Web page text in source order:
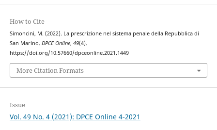
How to Cite
Simoncini, M. (2022). La prescrizione nel sistema penale della Repubblica di
San Marino. DPCE Online, 49(4).
https://doi.org/10.57660/dpceonline.2021.1449
More Citation Formats
Issue
Vol. 49 No. 4 (2021): DPCE Online 4-2021